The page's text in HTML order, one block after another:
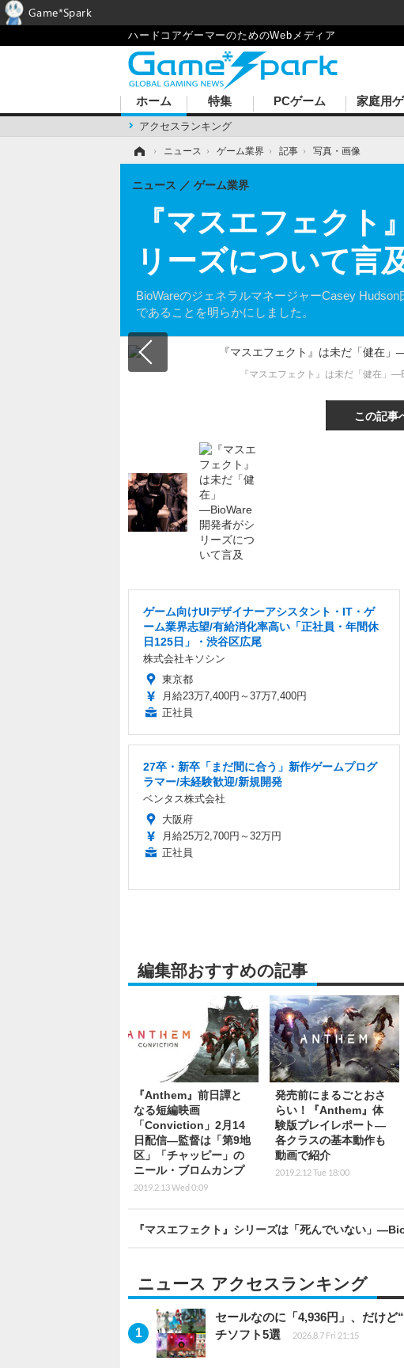
ハードコアゲーマーのためのWebメディア
ホーム
アクセスランキング
特集 PCゲーム 家庭用
› ニュース › ゲーム業界 › 記事 › 写真・画像
『マスエフェク
リーズについて言
BioWareのジェネラルマネージャーCasey
であることを明らかにしました。
ニュース ゲーム業界
『マスエフェクト』は未だ「健在」
この記事
ゲーム向けUIデザイナーアシスタント・IT・ゲ
ーム業界志望/有給消化率高い「正社員・年間休
日125日」・渋谷区広尾
株式会社キソシン
東京都
月給23万7,400円～37万7,400円
正社員
27卒・新卒「まだ間に合う」新作ゲームプログ
ラマー/未経験歓迎/新規開発
ベンタス株式会社
大阪府
月給25万2,700円～32万円
正社員
編集部おすすめの記事
『Anthem』前日譚と
なる短編映画
「Conviction」2月14
日配信―監督は「第9地
区」「チャッピー」の
ニール・ブロムカンプ
2019.2.13 Wed 0:09
発売前にまるごとおさ
らい！『Anthem』体
験版プレイレポート―
各クラスの基本動作も
動画で紹介
2019.2.12 Tue 18:00
『マスエフェクト』シリーズは「死んでいない」
ニュース アクセスランキング
セールなのに「4,936円」、だけ
チソフト5選
2026.8.7 Fri 21:15
Game*Spark